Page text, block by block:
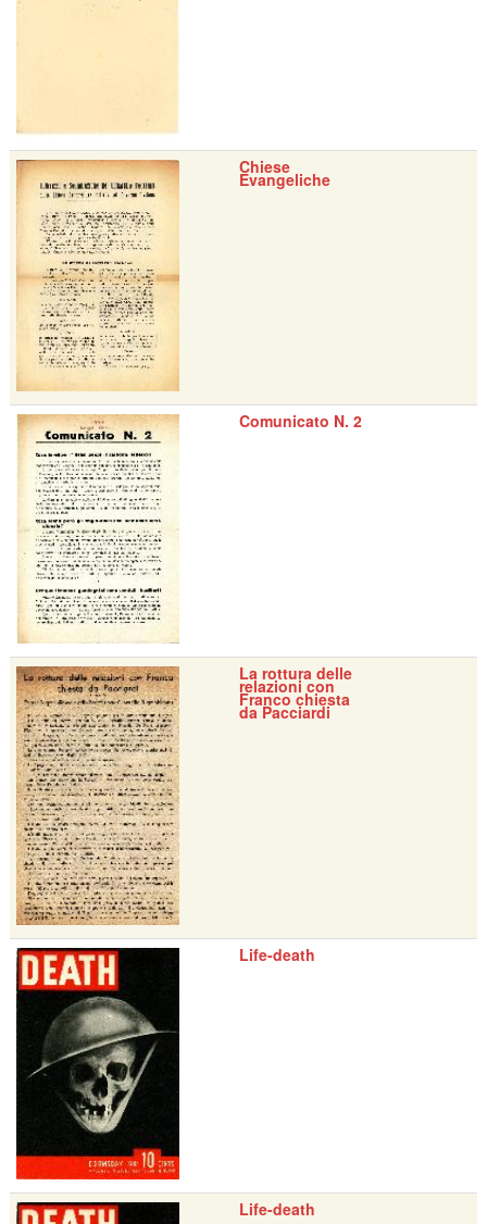
Chiese
Evangeliche
Comunicato N. 2
La rottura delle
relazioni con
Franco chiesta
da Pacciardi
Life-death
Life-death